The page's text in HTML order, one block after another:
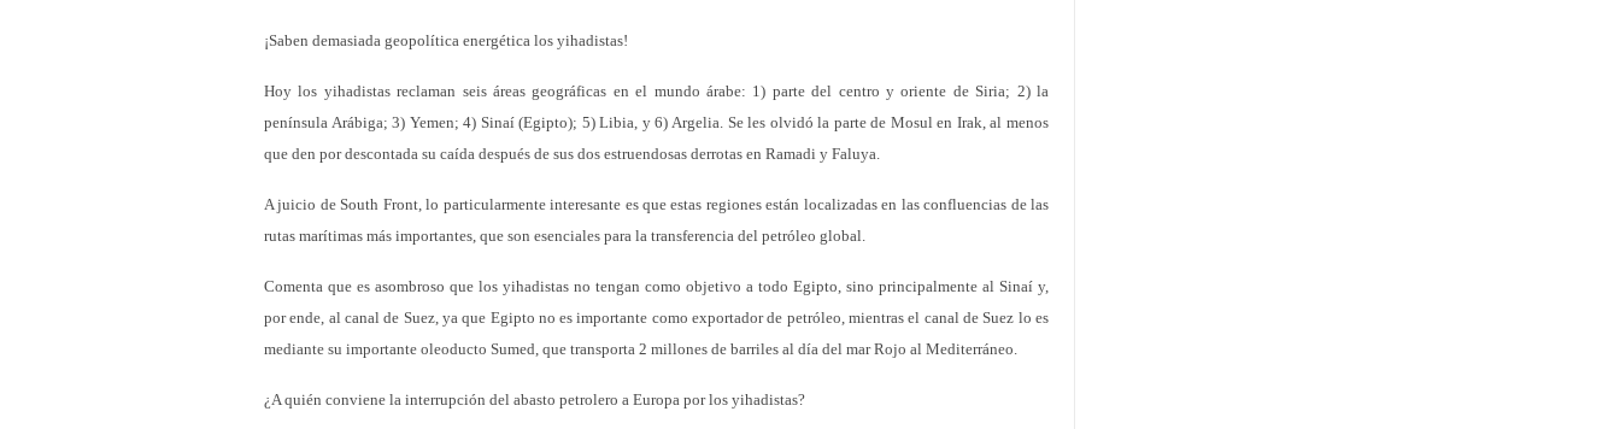
¡Saben demasiada geopolítica energética los yihadistas!
Hoy los yihadistas reclaman seis áreas geográficas en el mundo árabe: 1) parte del centro y oriente de Siria; 2) la
península Arábiga; 3) Yemen; 4) Sinaí (Egipto); 5) Libia, y 6) Argelia. Se les olvidó la parte de Mosul en Irak, al menos
que den por descontada su caída después de sus dos estruendosas derrotas en Ramadi y Faluya.
A juicio de South Front, lo particularmente interesante es que estas regiones están localizadas en las confluencias de las
rutas marítimas más importantes, que son esenciales para la transferencia del petróleo global.
Comenta que es asombroso que los yihadistas no tengan como objetivo a todo Egipto, sino principalmente al Sinaí y,
por ende, al canal de Suez, ya que Egipto no es importante como exportador de petróleo, mientras el canal de Suez lo es
mediante su importante oleoducto Sumed, que transporta 2 millones de barriles al día del mar Rojo al Mediterráneo.
¿A quién conviene la interrupción del abasto petrolero a Europa por los yihadistas?